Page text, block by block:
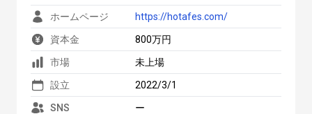
ホームページ https://hotafes.com/
資本金 800万円
市場 未上場
設立 2022/3/1
SNS ー